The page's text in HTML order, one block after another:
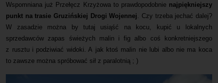
Wspomniana już Przełęcz Krzyżowa to prawdopodobnie najpiękniejszy
punkt na trasie Gruzińskiej Drogi Wojennej . Czy trzeba jechać dalej?
W zasadzie można by tutaj usiąść na kocu, kupić u lokalnych
sprzedawców zapas świeżych malin i fig albo coś konkretniejszego
z rusztu i podziwiać widoki. A jak ktoś malin nie lubi albo nie ma koca
to zawsze można spróbować sił z paralotnią ; )